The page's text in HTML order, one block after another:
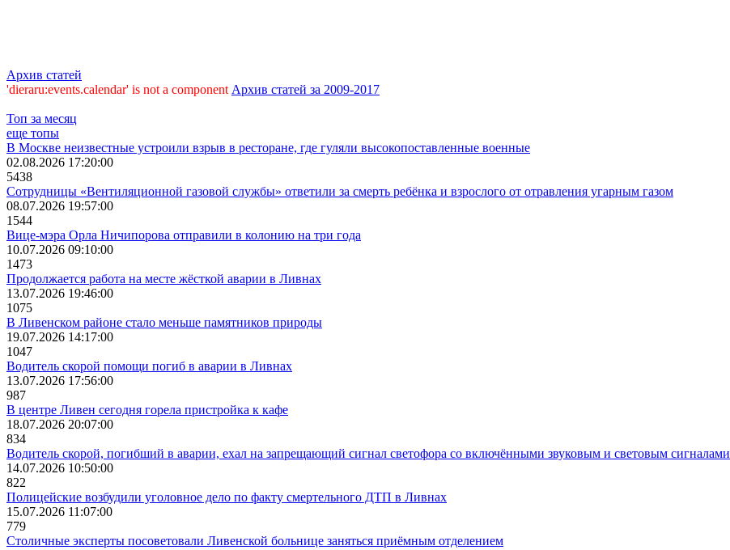
Архив статей
'dieraru:events.calendar' is not a component Архив статей за 2009-2017
Топ за месяц
еще топы
В Москве неизвестные устроили взрыв в ресторане, где гуляли высокопоставленные военные
02.08.2026 17:20:00
5438
Сотрудницы «Вентиляционной газовой службы» ответили за смерть ребёнка и взрослого от отравления угарным газом
08.07.2026 19:57:00
1544
Вице-мэра Орла Ничипорова отправили в колонию на три года
10.07.2026 09:10:00
1473
Продолжается работа на месте жёсткой аварии в Ливнах
13.07.2026 19:46:00
1075
В Ливенском районе стало меньше памятников природы
19.07.2026 14:17:00
1047
Водитель скорой помощи погиб в аварии в Ливнах
13.07.2026 17:56:00
987
В центре Ливен сегодня горела пристройка к кафе
18.07.2026 20:07:00
834
Водитель скорой, погибший в аварии, ехал на запрещающий сигнал светофора со включёнными звуковым и световым сигналами
14.07.2026 10:50:00
822
Полицейские возбудили уголовное дело по факту смертельного ДТП в Ливнах
15.07.2026 11:07:00
779
Столичные эксперты посоветовали Ливенской больнице заняться приёмным отделением